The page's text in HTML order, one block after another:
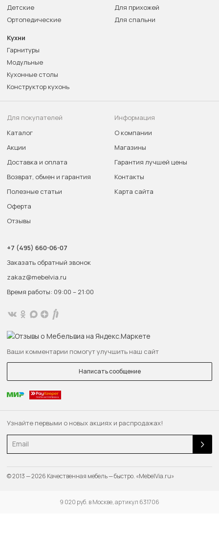
9 020 руб. в Москве, артикул 631706
Узнайте первыми о новых акциях и распродажах!
Детские
Ортопедические
Для прихожей
Для спальни
Кухни
Гарнитуры
Модульные
Кухонные столы
Конструктор кухонь
Для покупателей
Каталог
Акции
Доставка и оплата
Возврат, обмен и гарантия
Полезные статьи
Оферта
Отзывы
Информация
О компании
Магазины
Гарантия лучшей цены
Контакты
Карта сайта
+7 (495) 660-06-07
Заказать обратный звонок
zakaz@mebelvia.ru
Время работы: 09:00 – 21:00
Ваши комментарии помогут улучшить наш сайт
Написать сообщение
© 2013 — 2026 Качественная мебель — быстро. «MebelVia.ru»